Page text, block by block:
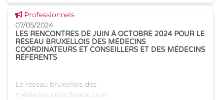
dans la déclaration ONSS
trimestrielle (DmfA) pour
certaines institutions de soins
établies à Bruxelles
Voir cette news
Professionnels
07/05/2024
LES RENCONTRES DE JUIN À OCTOBRE 2024 POUR LE
RÉSEAU BRUXELLOIS DES MÉDECINS
COORDINATEURS ET CONSEILLERS ET DES MÉDECINS
RÉFÉRENTS
Le réseau bruxellois des
médecins coordinateurs et